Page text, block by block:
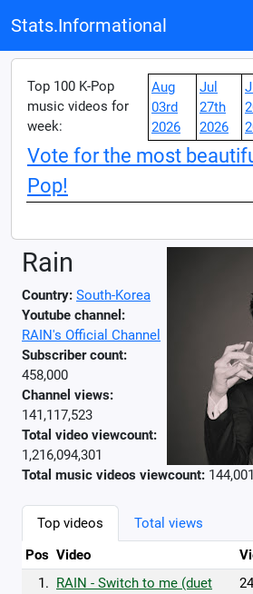
Stats.Informational
Top 100 K-Pop
music videos for
week:
Aug
03rd
2026
Jul
27th
2026
Vote for the most
Pop!
Rain
Country: South-Korea
Youtube channel:
RAIN's Official Channel
Subscriber count:
458,000
Channel views:
141,117,523
Total video viewcount:
1,216,094,301
Total music videos viewcount:
Top videos
Total views
Pos Video
1. RAIN - Switch to me (duet